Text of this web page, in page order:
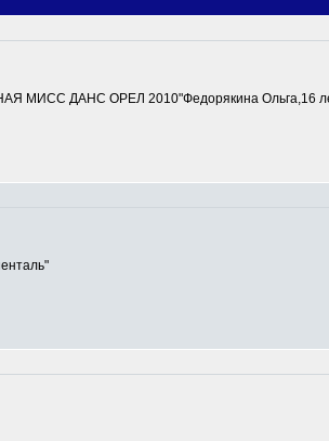
МИСС ДАНС ОРЕЛ 2010"Федорякина Ольга,16